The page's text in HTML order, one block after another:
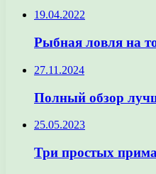
19.04.2022
Рыбная ловля на
27.11.2024
Полный обзор
25.05.2023
Три простых